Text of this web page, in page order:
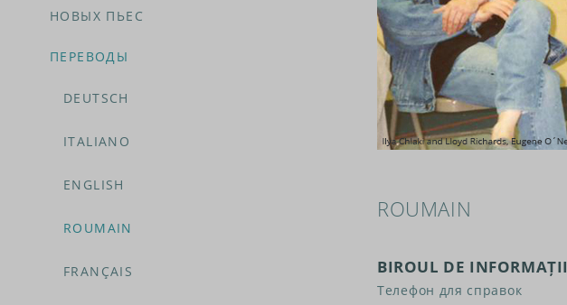
НОВЫХ ПЬЕС
ПЕРЕВОДЫ
DEUTSCH
ITALIANO
ENGLISH
ROUMAIN
FRANÇAIS
ROUMAIN
BIROUL DE INFORMAȚII
Телефон для справок